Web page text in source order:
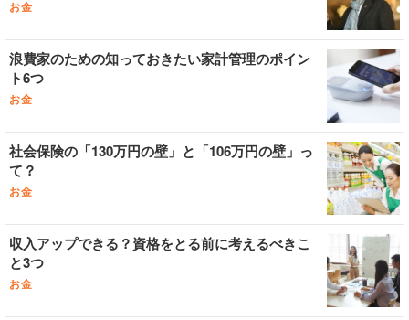
リリース ショップ
お金
浪費家のための知っておきたい家計管理のポイン
ト6つ
お金
社会保険の「130万円の壁」と「106万円の壁」っ
て？
お金
収入アップできる？資格をとる前に考えるべきこ
と3つ
お金